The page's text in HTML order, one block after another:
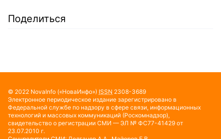
Поделиться
© 2022 NovaInfo («НоваИнфо») ISSN 2308-3689
Электронное периодическое издание зарегистрировано в
Федеральной службе по надзору в сфере связи, информационных
технологий и массовых коммуникаций (Роскомнадзор),
свидетельство о регистрации СМИ — ЭЛ № ФС77-41429 от
23.07.2010 г.